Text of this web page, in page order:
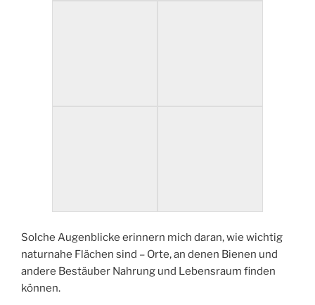
Solche Augenblicke erinnern mich daran, wie wichtig
naturnahe Flächen sind – Orte, an denen Bienen und
andere Bestäuber Nahrung und Lebensraum finden
können.